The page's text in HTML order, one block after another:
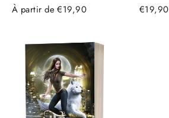
À partir de €19,90 €19,90